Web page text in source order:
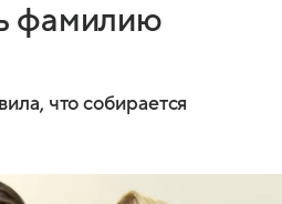
фамилию
что собирается